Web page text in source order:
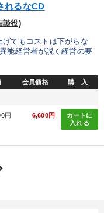
れるなCD
談役)
げてもコストは下がらな
能経営者が説く経営の要
会員価格 購 入
円 6,600円
カートに
入れる